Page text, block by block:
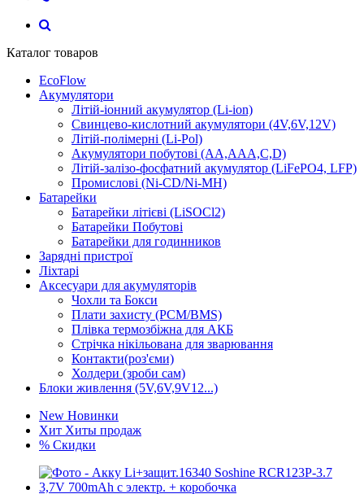
Каталог товаров
EcoFlow
Акумулятори
Літій-іонний акумулятор (Li-ion)
Свинцево-кислотний акумулятори (4V,6V,12V)
Літій-полімерні (Li-Pol)
Акумулятори побутові (AA,AAA,C,D)
Літій-залізо-фосфатний акумулятор (LiFePO4, LFP)
Промислові (Ni-CD/Ni-MH)
Батарейки
Батарейки літієві (LiSOCl2)
Батарейки Побутові
Батарейки для годинников
Зарядні пристрої
Ліхтарі
Аксесуари для акумуляторів
Чохли та Бокси
Плати захисту (PCM/BMS)
Плівка термозбіжна для АКБ
Стрічка нікільована для зварювання
Контакти(роз'єми)
Холдери (зроби сам)
Блоки живлення (5V,6V,9V12...)
New Новинки
Хит Хиты продаж
% Скидки